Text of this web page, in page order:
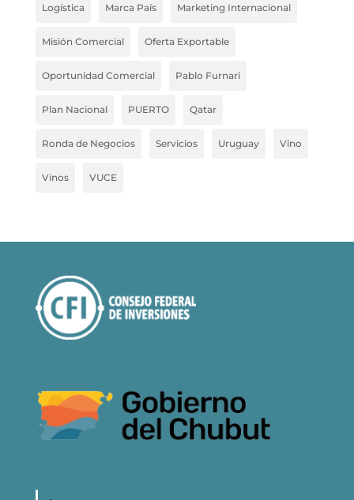
Logística Marca País Marketing Internacional
Misión Comercial Oferta Exportable
Oportunidad Comercial Pablo Furnari
Plan Nacional PUERTO Qatar
Ronda de Negocios Servicios Uruguay Vino
Vinos VUCE